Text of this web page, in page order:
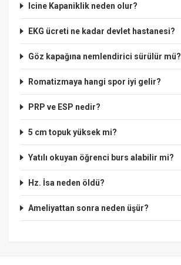
Icine Kapaniklik neden olur?
EKG ücreti ne kadar devlet hastanesi?
Göz kapağına nemlendirici sürülür mü?
Romatizmaya hangi spor iyi gelir?
PRP ve ESP nedir?
5 cm topuk yüksek mi?
Yatılı okuyan öğrenci burs alabilir mi?
Hz. İsa neden öldü?
Ameliyattan sonra neden üşür?